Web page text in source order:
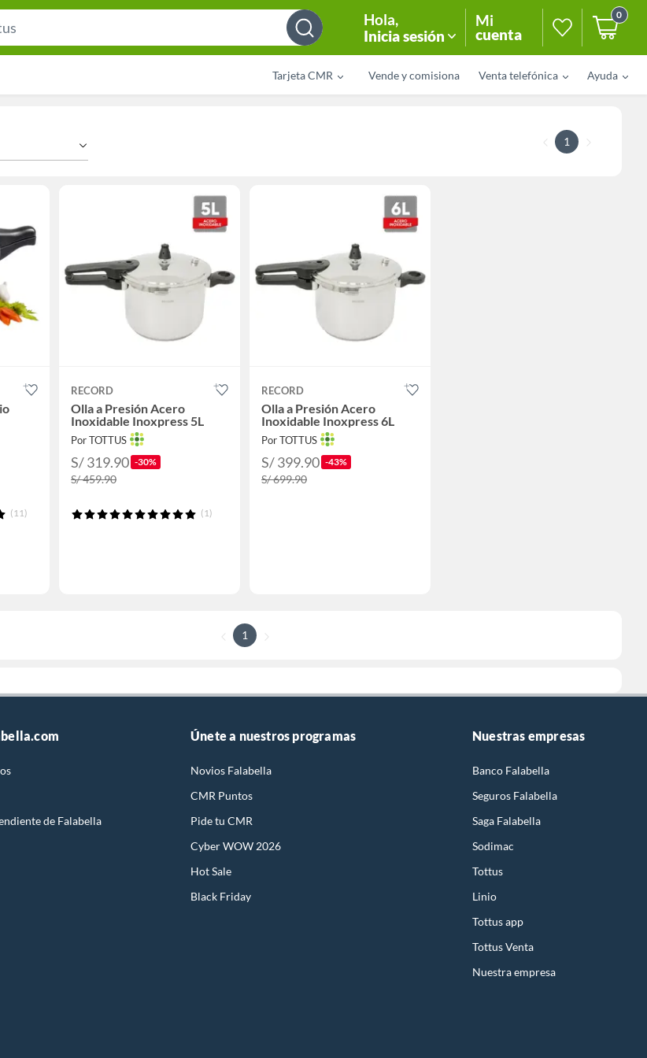
Bar
Hola,
Inicia sesión
Mi
cuenta
0
Tarjeta CMR Vende y comisiona Venta telefónica Ayuda
1
(11)
RECORD
Olla a Presión Acero
Inoxidable Inoxpress 5L
Por TOTTUS
S/ 319.90 -30%
S/ 459.90
(1)
RECORD
Olla a Presión Acero
Inoxidable Inoxpress 6L
Por TOTTUS
S/ 399.90 -43%
S/ 699.90
1
de Falabella
Únete a nuestros programas
Novios Falabella
CMR Puntos
Pide tu CMR
Cyber WOW 2026
Hot Sale
Black Friday
Nuestras empresas
Banco Falabella
Seguros Falabella
Saga Falabella
Sodimac
Tottus
Linio
Tottus app
Tottus Venta
Nuestra empresa